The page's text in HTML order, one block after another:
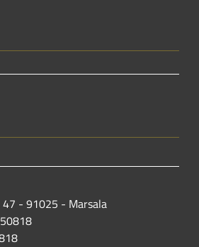
47 - 91025 - Marsala